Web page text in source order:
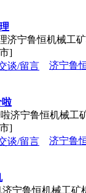
济宁鲁恒机械工
]
济宁鲁
啦
济宁鲁恒机械
]
济宁鲁
宁鲁恒机械工